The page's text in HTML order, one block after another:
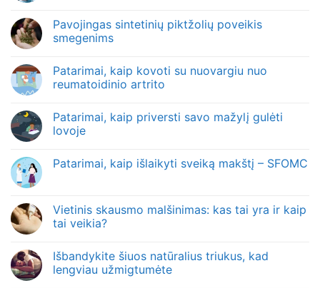
Pavojingas sintetinių piktžolių poveikis
smegenims
Patarimai, kaip kovoti su nuovargiu nuo
reumatoidinio artrito
Patarimai, kaip priversti savo mažylį gulėti
lovoje
Patarimai, kaip išlaikyti sveiką makštį – SFOMC
Vietinis skausmo malšinimas: kas tai yra ir kaip
tai veikia?
Išbandykite šiuos natūralius triukus, kad
lengviau užmigtumėte